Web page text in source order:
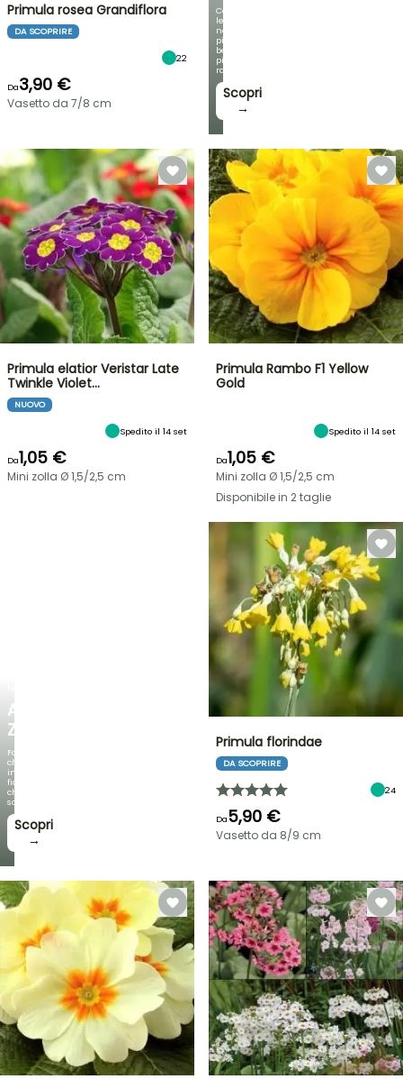
Con
le
nostre
più
belle
piante
rampicanti
Scopri
→
AGAPANTHUS
ZAMBEZI
Fogliami
che
incantano,
fioriture
che
sorprendono!
Scopri
→
Primula rosea Grandiflora
DA SCOPRIRE
22
Da3,90 €
Vasetto da 7/8 cm
Primula elatior Veristar Late
Twinkle Violet…
NUOVO
Spedito il 14 set
Da1,05 €
Mini zolla Ø 1,5/2,5 cm
Primula Rambo F1 Yellow
Gold
Spedito il 14 set
Da1,05 €
Mini zolla Ø 1,5/2,5 cm
Disponibile in 2 taglie
Primula florindae
DA SCOPRIRE
24
Da5,90 €
Vasetto da 8/9 cm